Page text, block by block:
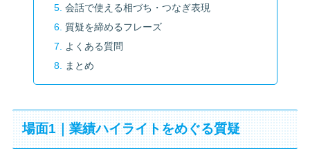
会話で使える相づち・つなぎ表現
質疑を締めるフレーズ
よくある質問
まとめ
場面1｜業績ハイライトをめぐる質疑